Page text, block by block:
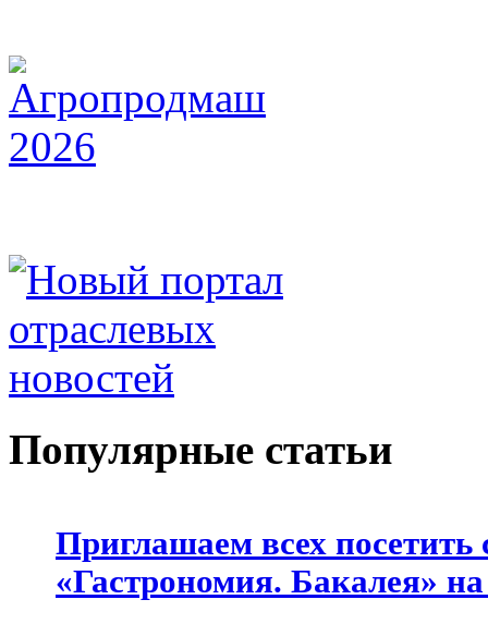
Популярные статьи
Приглашаем всех
«Гастрономия. Бакалея»